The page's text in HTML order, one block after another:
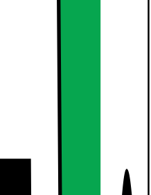
B35 E14
belysning til hjemmet
glede deg over sterk
å måtte skifte pæren ofte.
denne typen lys egnet for
eller stuer.
som har en mer beroligende